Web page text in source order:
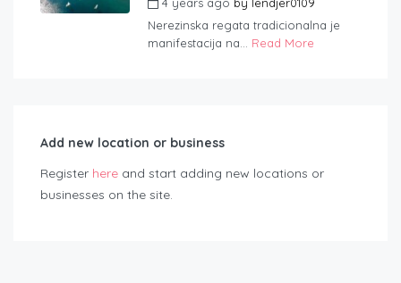
Nerezinska regata tradicionalna je
manifestacija na... Read More
Add new location or business
Register here and start adding new locations or
businesses on the site.